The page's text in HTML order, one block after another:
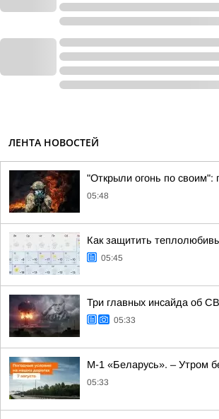
ЛЕНТА НОВОСТЕЙ
"Открыли огонь по
05:48
Как защитить
05:45
Три главных инсайда об
05:33
М-1 «Беларусь». – Утром
05:33